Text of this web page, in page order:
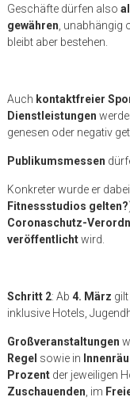
Geschäfte dürfen also
gewähren , unabhängig
bleibt aber bestehen.
Auch kontaktfreier
Dienstleistungen
genesen oder negativ
Publikumsmessen
Konkreter wurde er
Fitnessstudios gelten?
Coronaschutz-
veröffentlichtwird.
Schritt 2: Ab 4. März gilt
inklusive Hotels,
Großveranstaltungen
Regel sowie in
Prozentder jeweiligen
Zuschauenden , im